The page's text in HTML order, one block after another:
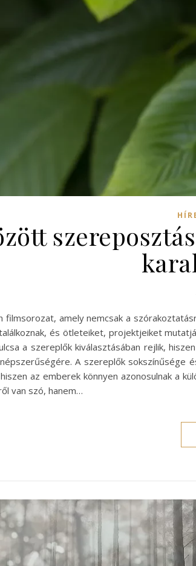
filmsorozat, amely nemcsak a
és ötleteiket, projektjeiket
a szereplők kiválasztásában rejlik,
A szereplők sokszínűsége
az emberek könnyen azonosulnak a
van szó, hanem…